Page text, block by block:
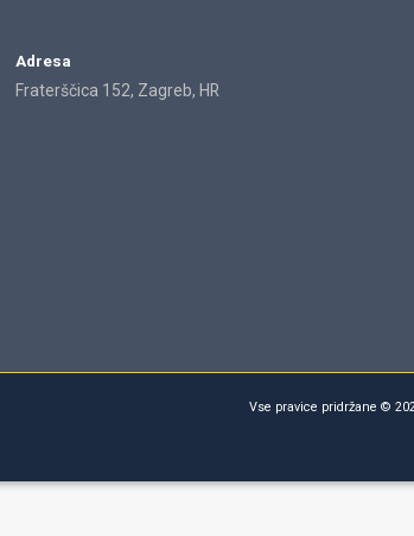
Adresa
Fraterščica 152, Zagreb, HR
Vse pravice pridržane ©